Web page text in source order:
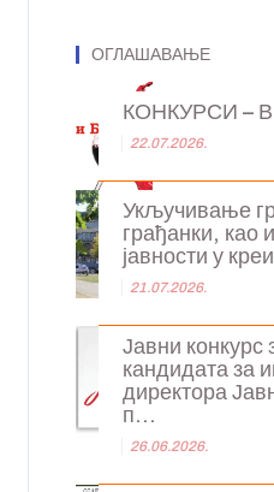
ОГЛАШАВАЊЕ
КОНКУРСИ –
22.07.2026.
Укључивање
грађанки, као
јавности у
21.07.2026.
Јавни конкурс
кандидата за
директора
п...
26.06.2026.